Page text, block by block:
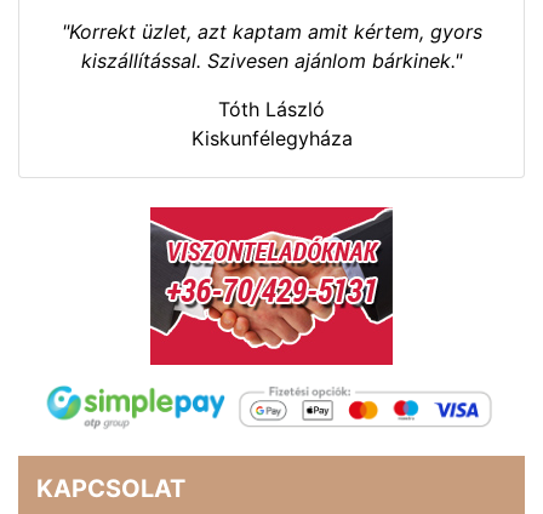
"Korrekt üzlet, azt kaptam amit kértem, gyors
kiszállítással. Szivesen ajánlom bárkinek."
Tóth László
Kiskunfélegyháza
KAPCSOLAT